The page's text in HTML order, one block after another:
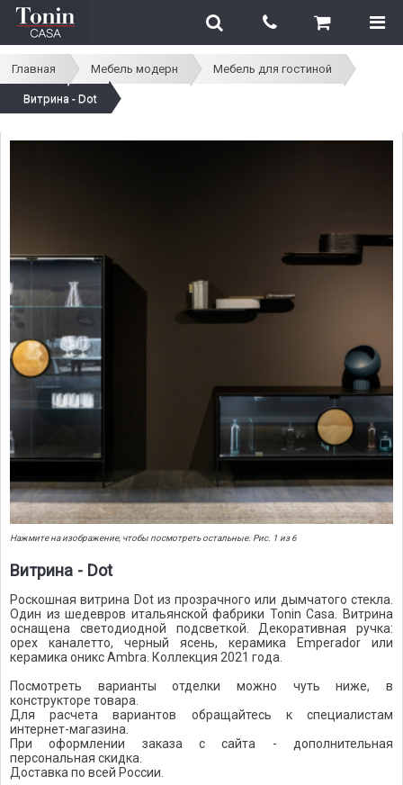
Главная Мебель модерн Мебель для гостиной
Витрина - Dot
Нажмите на изображение, чтобы посмотреть остальные. Рис. 1 из 6
Витрина - Dot
Роскошная витрина Dot из прозрачного или дымчатого стекла.
Один из шедевров итальянской фабрики Tonin Casa. Витрина
оснащена светодиодной подсветкой. Декоративная ручка:
орех каналетто, черный ясень, керамика Emperador или
керамика оникс Ambra. Коллекция 2021 года.
Посмотреть варианты отделки можно чуть ниже, в
конструкторе товара.
Для расчета вариантов обращайтесь к специалистам
интернет-магазина.
При оформлении заказа с сайта - дополнительная
персональная скидка.
Доставка по всей России.